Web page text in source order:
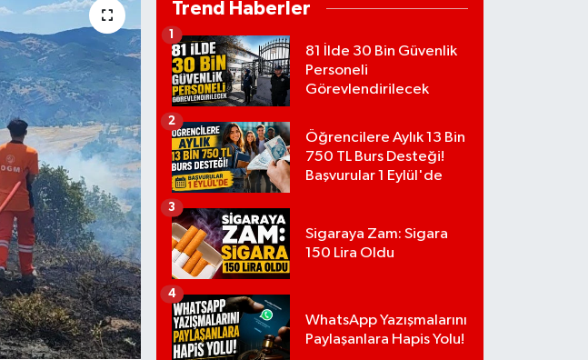
Trend Haberler
81 İlde 30 Bin Güvenlik
Personeli
Görevlendirilecek
1
Öğrencilere Aylık 13 Bin
750 TL Burs Desteği!
Başvurular 1 Eylül'de
2
Sigaraya Zam: Sigara
150 Lira Oldu
3
WhatsApp Yazışmalarını
Paylaşanlara Hapis Yolu!
4